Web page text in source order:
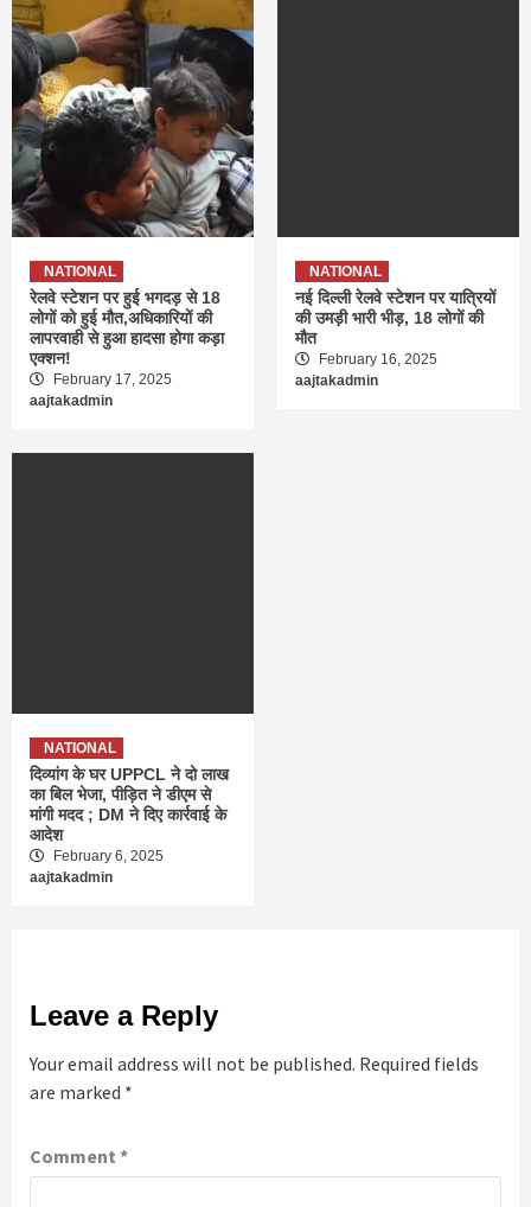
NATIONAL
रेलवे स्टेशन पर हुई भगदड़ से 18
लोगों को हुई मौत,अधिकारियों की
लापरवाही से हुआ हादसा होगा कड़ा
एक्शन!
February 17, 2025
aajtakadmin
NATIONAL
नई दिल्ली रेलवे स्टेशन पर यात्रियों
की उमड़ी भारी भीड़, 18 लोगों की
मौत
February 16, 2025
aajtakadmin
NATIONAL
दिव्यांग के घर UPPCL ने दो लाख
का बिल भेजा, पीड़ित ने डीएम से
मांगी मदद ; DM ने दिए कार्रवाई के
आदेश
February 6, 2025
aajtakadmin
Leave a Reply
Your email address will not be published. Required fields
are marked *
Comment *